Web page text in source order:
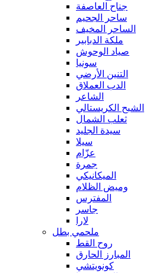
جناح العاصفة
ساحر الجحيم
الساحر المخيف
ملكة الدبابير
صياد الوحوش
سونيا
التنين الأرضي
الدب العملاق
الشاعر
الشبح الكريستالي
ثعلب الشمال
سيدة الجليد
سيلا
عزّام
جمرة
الميكانيكي
وميض الظلام
المفترس
جاسر
لارا
ملحمي بطل
روح القط
المبارز الحارق
كونويتشي